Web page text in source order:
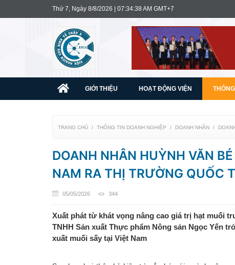
Thứ 7, Ngày 8/8/2026 | 07:34:40 AM GMT+7
GIỚI THIỆU HOẠT ĐỘNG VIỆN
TRANG CHỦ THÔNG TIN DOANH NGHIỆP DOANH NHÂN
DOANH NHÂN HUỲNH VĂN
NAM RA THỊ TRƯỜNG QUỐC
05/05/2026 344
Xuất phát từ khát vọng nâng cao giá trị hạt muối
TNHH Sản xuất Thực phẩm Nông sản Ngọc Yến
xuất muối sấy tại Việt Nam